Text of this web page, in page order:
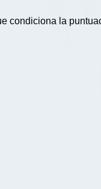
condiciona la